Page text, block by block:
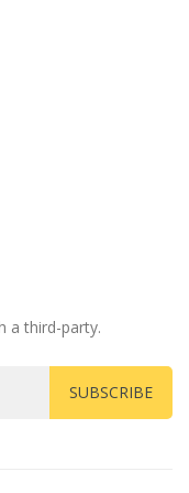
a third-party.
SUBSCRIBE